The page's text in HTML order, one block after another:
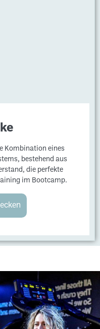
Kombination eines
bestehend aus
die perfekte
im Bootcamp.